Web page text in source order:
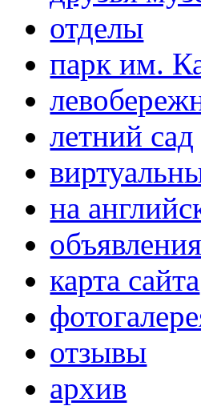
отделы
парк им.
летний сад
на
объявления
карта сайта
отзывы
архив